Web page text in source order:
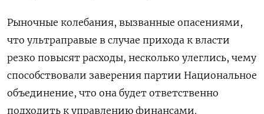
Рыночные колебания, вызванные опасениями,
что ультраправые в случае прихода к власти
резко повысят расходы, несколько улеглись, чему
способствовали заверения партии Национальное
объединение, что она будет ответственно
подходить к управлению финансами.